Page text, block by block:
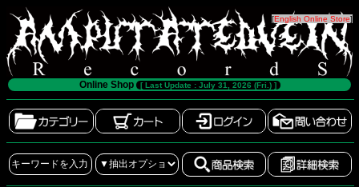
[English Online Store]
Online Shop [ Last Update : July 31, 2026 (Fri.) ]